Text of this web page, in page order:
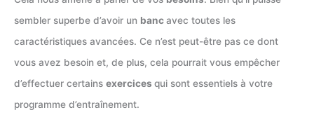
sembler superbe d’avoir un bancavec toutes les
caractéristiques avancées. Ce n’est peut-être pas ce dont
vous avez besoin et, de plus, cela pourrait vous empêcher
d’effectuer certains exercices qui sont essentiels à votre
programme d’entraînement.